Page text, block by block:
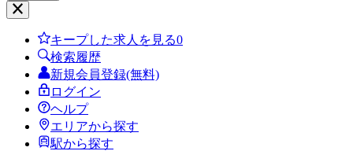
キープした求人を見る0
検索履歴
新規会員登録(無料)
ログイン
ヘルプ
エリアから探す
駅から探す